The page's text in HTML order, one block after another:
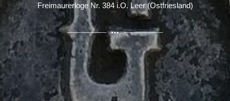
Freimaurerloge Nr. 384 i.O. Leer (Ostfriesland)